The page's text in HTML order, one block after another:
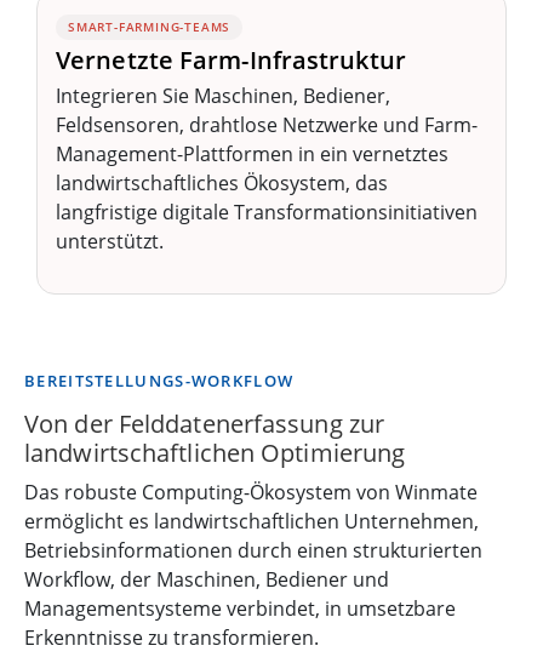
SMART-FARMING-TEAMS
Vernetzte Farm-Infrastruktur
Integrieren Sie Maschinen, Bediener,
Feldsensoren, drahtlose Netzwerke und Farm-
Management-Plattformen in ein vernetztes
landwirtschaftliches Ökosystem, das
langfristige digitale Transformationsinitiativen
unterstützt.
BEREITSTELLUNGS-WORKFLOW
Von der Felddatenerfassung zur
landwirtschaftlichen Optimierung
Das robuste Computing-Ökosystem von Winmate
ermöglicht es landwirtschaftlichen Unternehmen,
Betriebsinformationen durch einen strukturierten
Workflow, der Maschinen, Bediener und
Managementsysteme verbindet, in umsetzbare
Erkenntnisse zu transformieren.